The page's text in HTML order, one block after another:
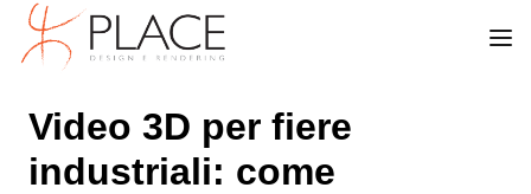
Video 3D per fiere
industriali: come